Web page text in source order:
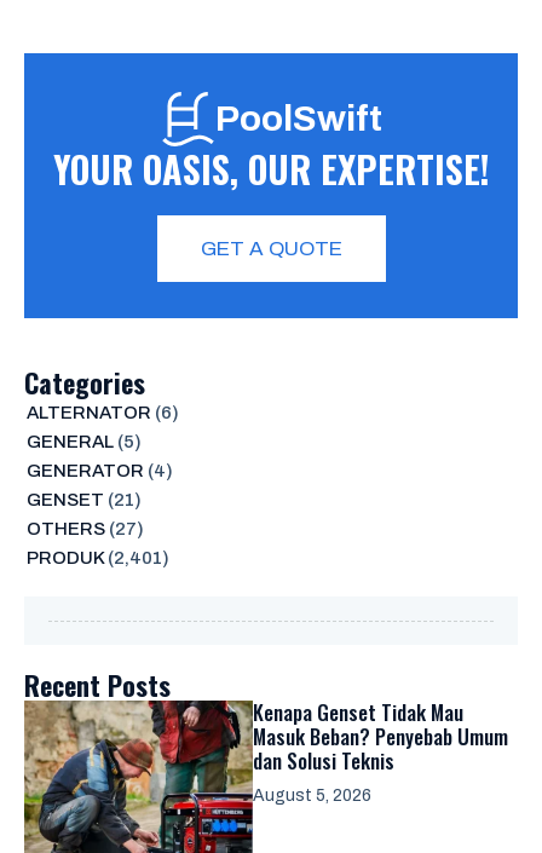
PoolSwift
YOUR OASIS, OUR EXPERTISE!
GET A QUOTE
Categories
ALTERNATOR (6)
GENERAL(5)
GENERATOR (4)
GENSET (21)
OTHERS(27)
PRODUK(2,401)
Recent Posts
Kenapa Genset Tidak Mau
Masuk Beban? Penyebab Umum
dan Solusi Teknis
August 5, 2026